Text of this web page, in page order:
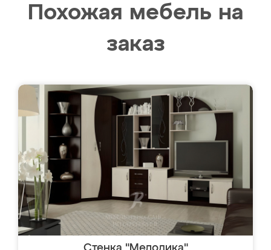
Похожая мебель на
заказ